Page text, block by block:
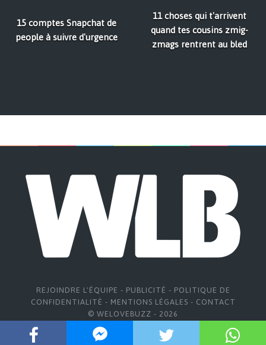
15 comptes Snapchat de
people à suivre d'urgence
11 choses qui t'arrivent
quand tes cousins zmig-
zmags rentrent au bled
REJOINDRE L'ÉQUIPE - PUBLICITÉ - POLITIQUE DE
CONFIDENTIALITÉ - MENTIONS LÉGALES - CONTACT
© WELOVEBUZZ - 2026